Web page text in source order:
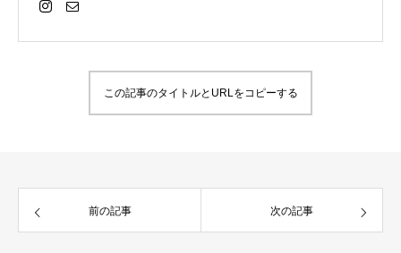
この記事のタイトルとURLをコピーする
前の記事 次の記事